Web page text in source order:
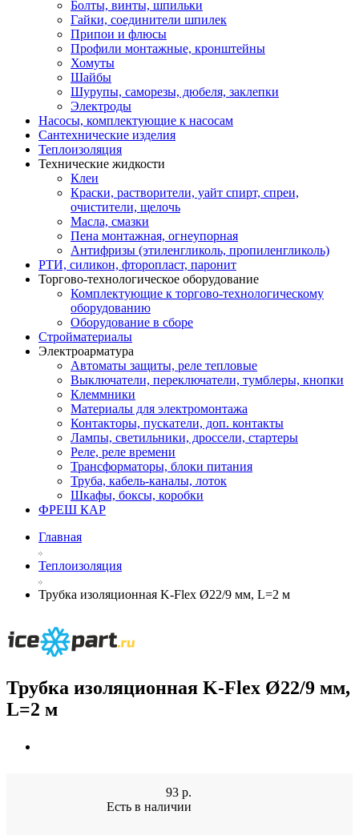
Болты, винты, шпильки
Гайки, соединители шпилек
Припои и флюсы
Профили монтажные, кронштейны
Хомуты
Шайбы
Шурупы, саморезы, дюбеля, заклепки
Электроды
Насосы, комплектующие к насосам
Сантехнические изделия
Теплоизоляция
Технические жидкости
Клеи
Краски, растворители, уайт спирт, спреи,
очистители, щелочь
Масла, смазки
Пена монтажная, огнеупорная
Антифризы (этиленгликоль, пропиленгликоль)
РТИ, силикон, фторопласт, паронит
Торгово-технологическое оборудование
Комплектующие к торгово-технологическому
оборудованию
Оборудование в сборе
Стройматериалы
Электроарматура
Автоматы защиты, реле тепловые
Выключатели, переключатели, тумблеры, кнопки
Клеммники
Материалы для электромонтажа
Контакторы, пускатели, доп. контакты
Лампы, светильники, дроссели, стартеры
Реле, реле времени
Трансформаторы, блоки питания
Труба, кабель-каналы, лоток
Шкафы, боксы, коробки
ФРЕШ КАР
Главная
Теплоизоляция
Трубка изоляционная K-Flex Ø22/9 мм, L=2 м
Трубка изоляционная K-Flex Ø22/9 мм,
L=2 м
93 р.
Есть в наличии